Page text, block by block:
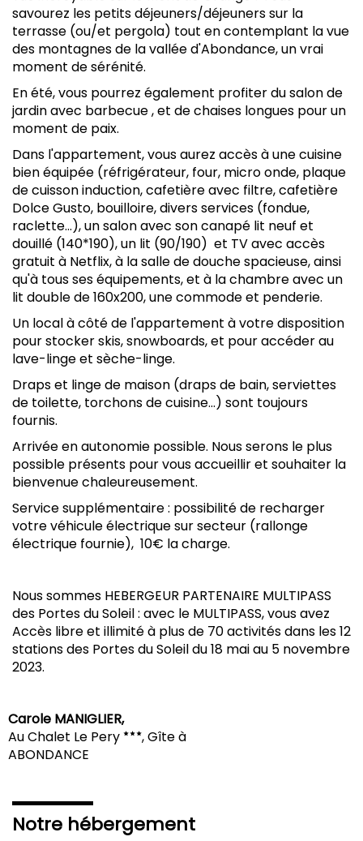
savourez les petits déjeuners/déjeuners sur la
terrasse (ou/et pergola) tout en contemplant la vue
des montagnes de la vallée d'Abondance, un vrai
moment de sérénité.
En été, vous pourrez également profiter du salon de
jardin avec barbecue , et de chaises longues pour un
moment de paix.
Dans l'appartement, vous aurez accès à une cuisine
bien équipée (réfrigérateur, four, micro onde, plaque
de cuisson induction, cafetière avec filtre, cafetière
Dolce Gusto, bouilloire, divers services (fondue,
raclette…), un salon avec son canapé lit neuf et
douillé (140*190), un lit (90/190) et TV avec accès
gratuit à Netflix, à la salle de douche spacieuse, ainsi
qu'à tous ses équipements, et à la chambre avec un
lit double de 160x200, une commode et penderie.
Un local à côté de l'appartement à votre disposition
pour stocker skis, snowboards, et pour accéder au
lave-linge et sèche-linge.
Draps et linge de maison (draps de bain, serviettes
de toilette, torchons de cuisine...) sont toujours
fournis.
Arrivée en autonomie possible. Nous serons le plus
possible présents pour vous accueillir et souhaiter la
bienvenue chaleureusement.
Service supplémentaire : possibilité de recharger
votre véhicule électrique sur secteur (rallonge
électrique fournie), 10€ la charge.
Nous sommes HEBERGEUR PARTENAIRE MULTIPASS
des Portes du Soleil : avec le MULTIPASS, vous avez
Accès libre et illimité à plus de 70 activités dans les 12
stations des Portes du Soleil du 18 mai au 5 novembre
2023.
Carole MANIGLIER,
Au Chalet Le Pery
, Gîte à
ABONDANCE
Notre hébergement